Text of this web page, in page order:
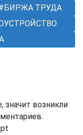
БИРЖА ТРУДА
значит возникли